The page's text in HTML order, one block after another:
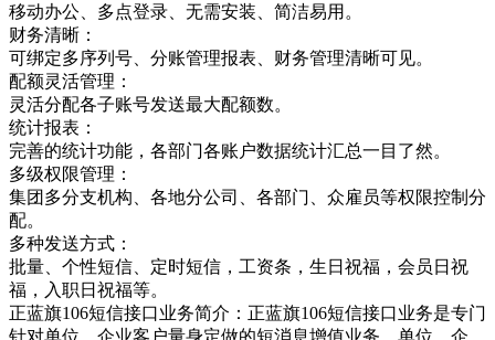
移动办公、多点登录、无需安装、简洁易用。
财务清晰：
可绑定多序列号、分账管理报表、财务管理清晰可见。
配额灵活管理：
灵活分配各子账号发送最大配额数。
统计报表：
完善的统计功能，各部门各账户数据统计汇总一目了然。
多级权限管理：
集团多分支机构、各地分公司、各部门、众雇员等权限控制分
配。
多种发送方式：
批量、个性短信、定时短信，工资条，生日祝福，会员日祝
福，入职日祝福等。
正蓝旗106短信接口业务简介：正蓝旗106短信接口业务是专门
针对单位，企业客户量身定做的短消息增值业务，单位，企